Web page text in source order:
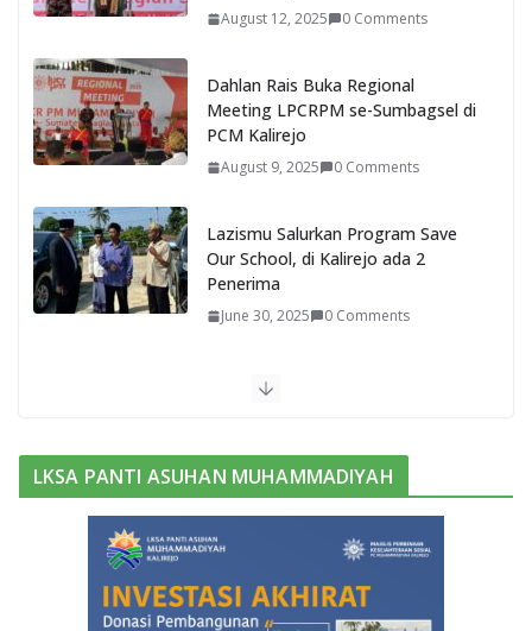
August 12, 2025 0 Comments
Dahlan Rais Buka Regional
Meeting LPCRPM se-Sumbagsel di
PCM Kalirejo
August 9, 2025 0 Comments
Lazismu Salurkan Program Save
Our School, di Kalirejo ada 2
Penerima
June 30, 2025 0 Comments
LKSA PANTI ASUHAN MUHAMMADIYAH